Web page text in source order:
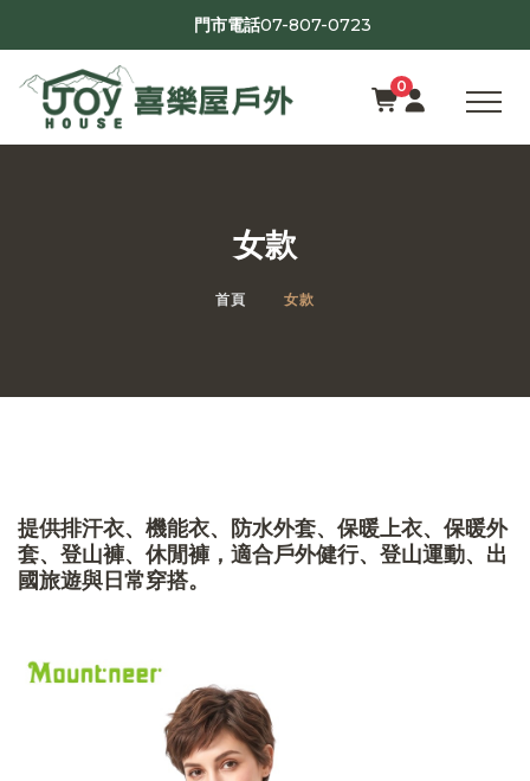
門市電話07-807-0723
0
女款
首頁 女款
提供排汗衣、機能衣、防水外套、保暖上衣、保暖外
套、登山褲、休閒褲，適合戶外健行、登山運動、出
國旅遊與日常穿搭。